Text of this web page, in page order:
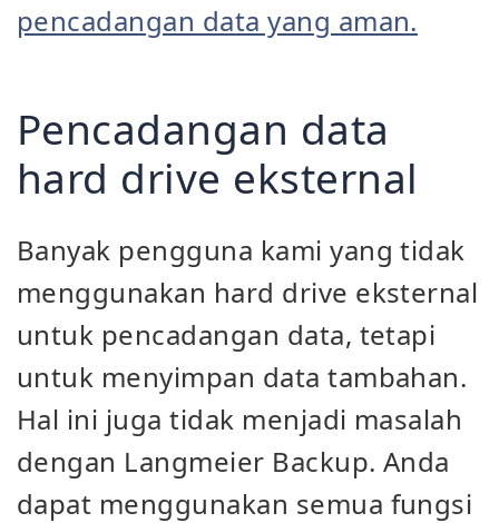
pencadangan data yang aman.
Pencadangan data
hard drive eksternal
Banyak pengguna kami yang tidak
menggunakan hard drive eksternal
untuk pencadangan data, tetapi
untuk menyimpan data tambahan.
Hal ini juga tidak menjadi masalah
dengan Langmeier Backup. Anda
dapat menggunakan semua fungsi